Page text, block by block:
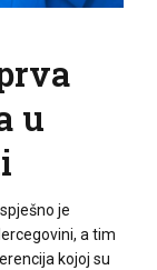
u
je
a tim
kojoj su